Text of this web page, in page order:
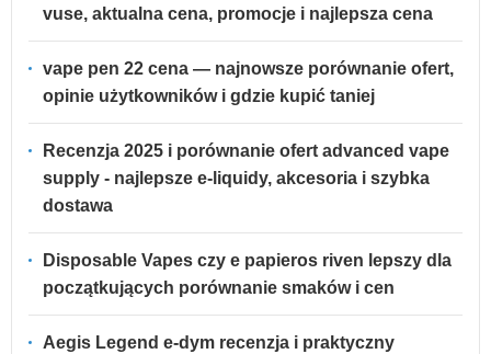
vuse, aktualna cena, promocje i najlepsza cena
vape pen 22 cena — najnowsze porównanie ofert,
opinie użytkowników i gdzie kupić taniej
Recenzja 2025 i porównanie ofert advanced vape
supply - najlepsze e-liquidy, akcesoria i szybka
dostawa
Disposable Vapes czy e papieros riven lepszy dla
początkujących porównanie smaków i cen
Aegis Legend e-dym recenzja i praktyczny